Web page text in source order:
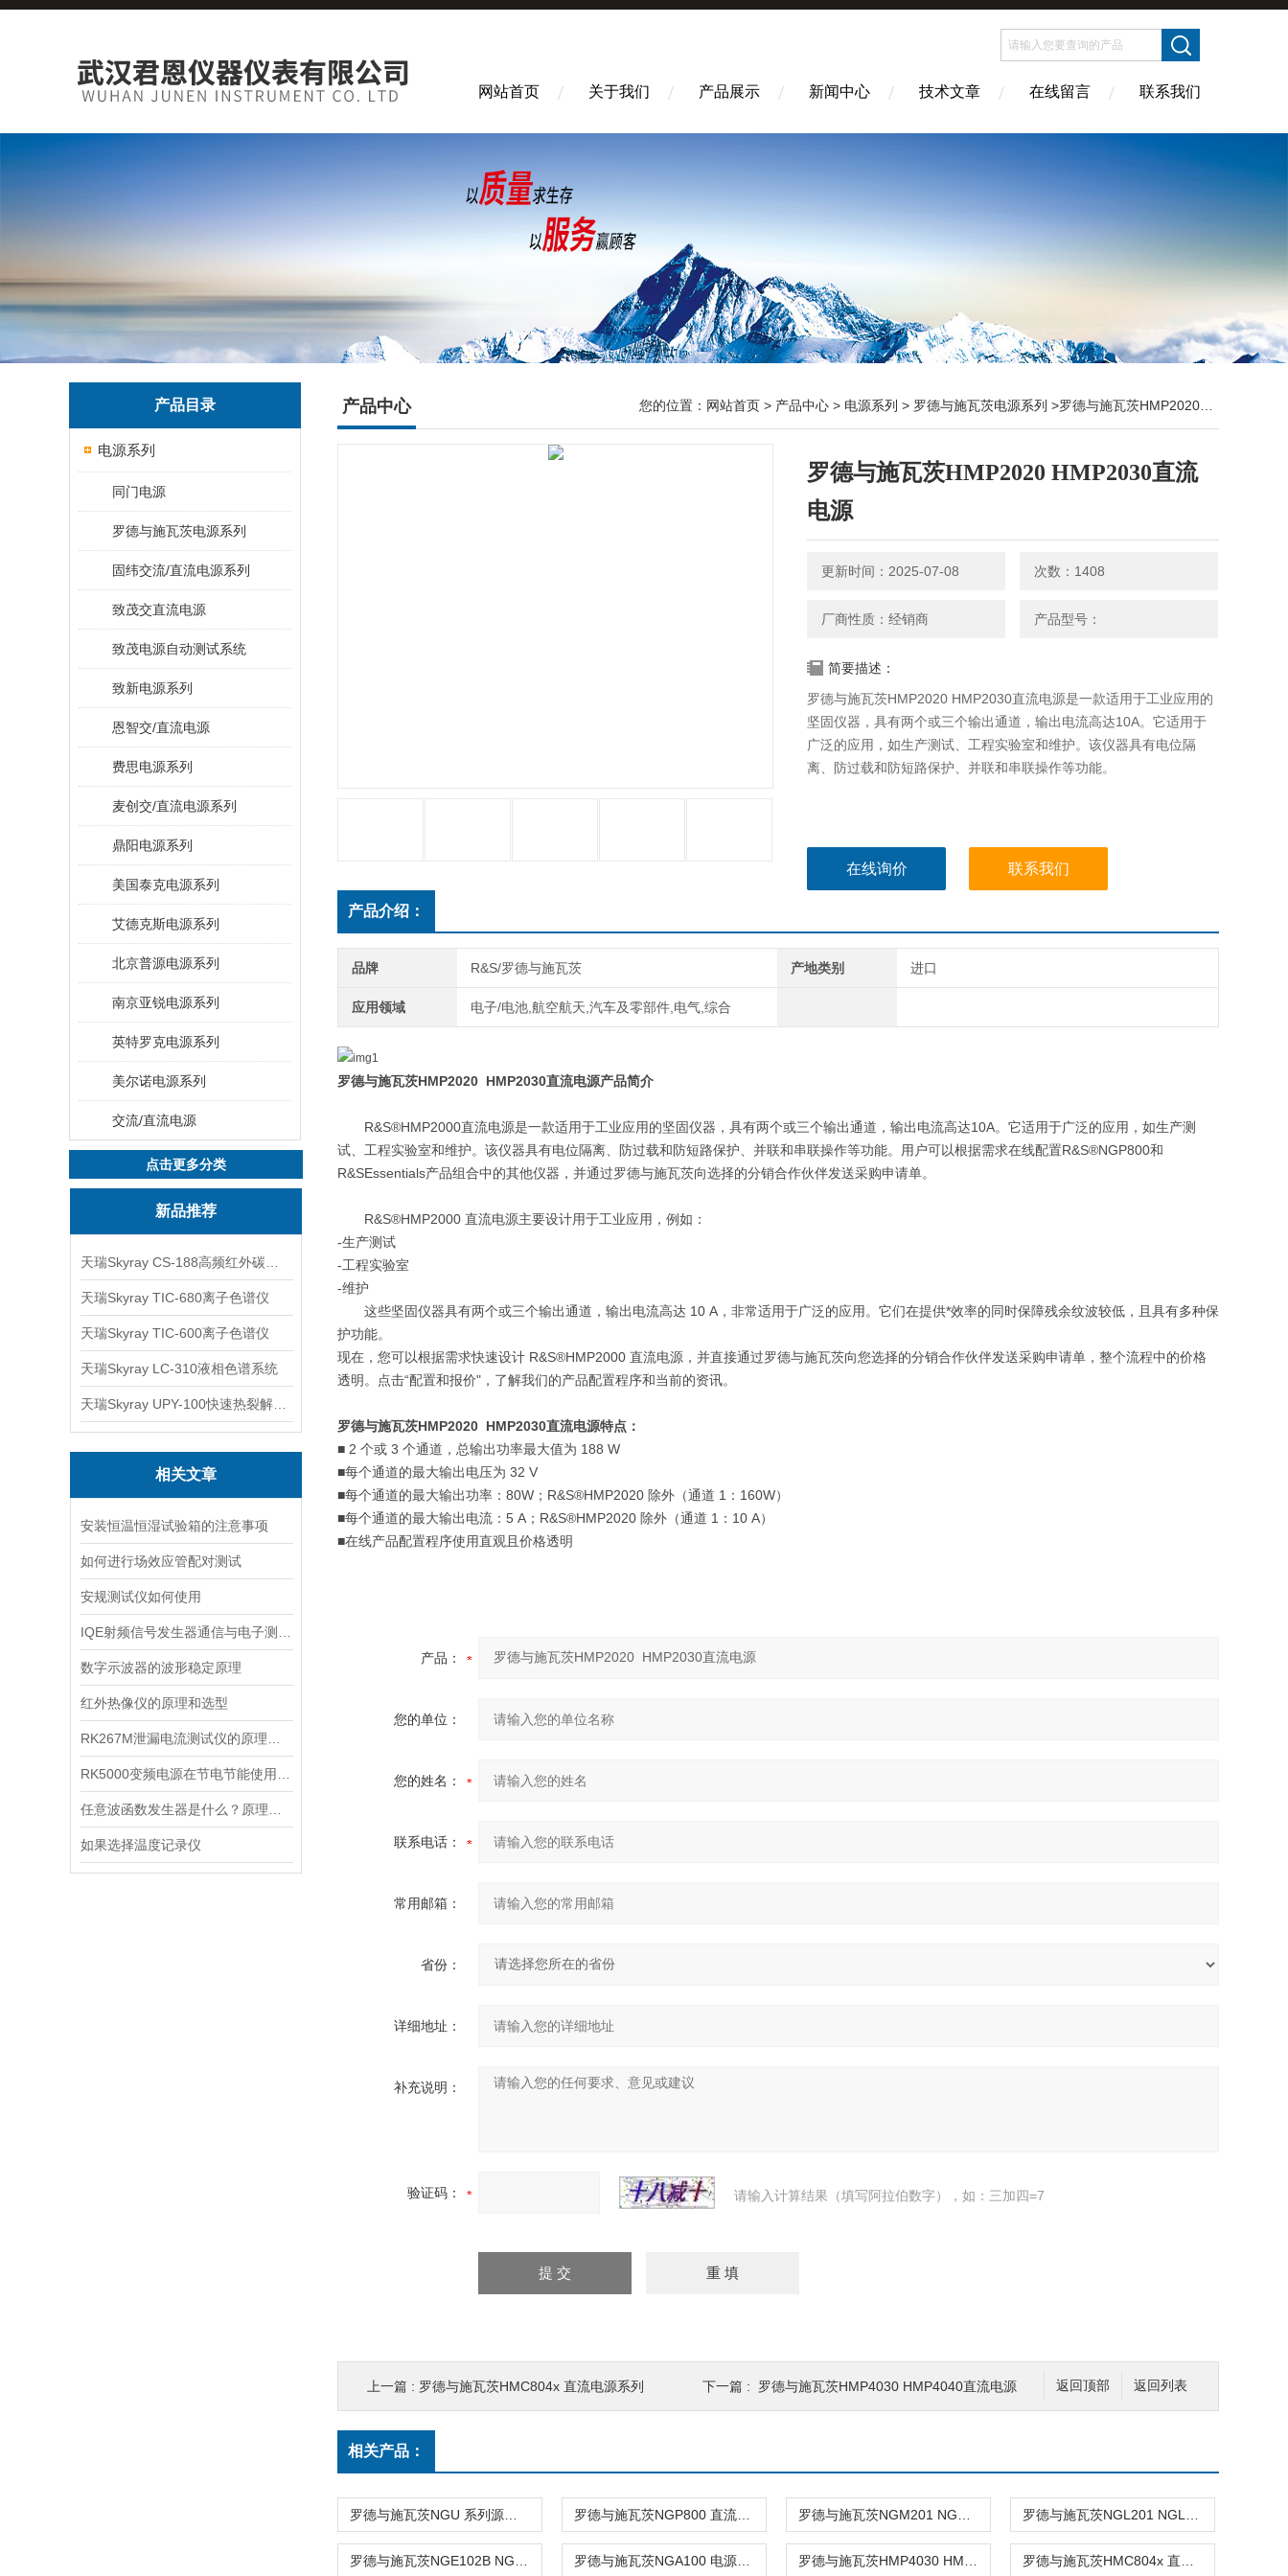
网站首页 关于我们 产品展示 新闻中心 技术文章 在线留言 联系我们
产品目录
电源系列
同门电源
罗德与施瓦茨电源系列
固纬交流/直流电源系列
致茂交直流电源
致茂电源自动测试系统
致新电源系列
恩智交/直流电源
费思电源系列
麦创交/直流电源系列
鼎阳电源系列
美国泰克电源系列
艾德克斯电源系列
北京普源电源系列
南京亚锐电源系列
英特罗克电源系列
美尔诺电源系列
交流/直流电源
点击更多分类
新品推荐
天瑞Skyray TIC-680离子色谱仪
天瑞Skyray TIC-600离子色谱仪
天瑞Skyray LC-310液相色谱系统
相关文章
安装恒温恒湿试验箱的注意事项
如何进行场效应管配对测试
安规测试仪如何使用
数字示波器的波形稳定原理
红外热像仪的原理和选型
如果选择温度记录仪
产品中心 您的位置： 网站首页 > 产品中心 > 电源系列 > 罗德与施瓦茨电源系列 >罗德与施瓦茨HMP2020 HMP2030直流电源
罗德与施瓦茨HMP2020 HMP2030直流
电源
更新时间：2025-07-08 次数：1408
厂商性质：经销商 产品型号：
简要描述：
罗德与施瓦茨HMP2020 HMP2030直流电源是一款适用于工业应用的
坚固仪器，具有两个或三个输出通道，输出电流高达10A。它适用于
广泛的应用，如生产测试、工程实验室和维护。该仪器具有电位隔
离、防过载和防短路保护、并联和串联操作等功能。
在线询价 联系我们
产品介绍：
品牌 R&S/罗德与施瓦茨 产地类别 进口
应用领域 电子/电池,航空航天,汽车及零部件,电气,综合
罗德与施瓦茨HMP2020 HMP2030直流电源产品简介
R&S®HMP2000直流电源是一款适用于工业应用的坚固仪器，具有两个或三个输出通道，输出电流高达10A。它适用于广泛的应用，如生产测
试、工程实验室和维护。该仪器具有电位隔离、防过载和防短路保护、并联和串联操作等功能。用户可以根据需求在线配置R&S®NGP800和
R&SEssentials产品组合中的其他仪器，并通过罗德与施瓦茨向选择的分销合作伙伴发送采购申请单。
R&S®HMP2000 直流电源主要设计用于工业应用，例如：
-生产测试
-工程实验室
-维护
这些坚固仪器具有两个或三个输出通道，输出电流高达 10 A ，非常适用于广泛的应用。它们在提供*效率的同时保障残余纹波较低，且具有多种保
护功能。
现在，您可以根据需求快速设计 R&S®HMP2000 直流电源，并直接通过罗德与施瓦茨向您选择的分销合作伙伴发送采购申请单，整个流程中的价格
透明。点击“配置和报价" ，了解我们的产品配置程序和当前的资讯。
罗德与施瓦茨HMP2020 HMP2030直流电源特点：
■ 2 个或 3 个通道，总输出功率最大值为 188 W
■每个通道的最大输出电压为 32 V
■每个通道的最大输出功率： 80W ； R&S®HMP2020 除外（通道 1 ： 160W）
■每个通道的最大输出电流： 5 A ； R&S®HMP2020 除外（通道 1 ： 10 A）
■在线产品配置程序使用直观且价格透明
产品：
您的单位：
您的姓名：
联系电话：
常用邮箱：
省份：
详细地址：
补充说明：
验证码： 请输入计算结果（填写阿拉伯数字），如：三加四=7
返回列表
返回顶部
上一篇 : 罗德与施瓦茨HMC804x 直流电源系列 下一篇 : 罗德与施瓦茨HMP4030 HMP4040直流电源
相关产品：